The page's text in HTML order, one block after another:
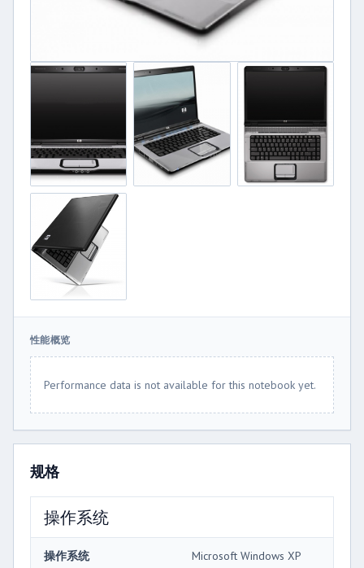
性能概览
Performance data is not available for this notebook yet.
规格
操作系统
操作系统 Microsoft Windows XP